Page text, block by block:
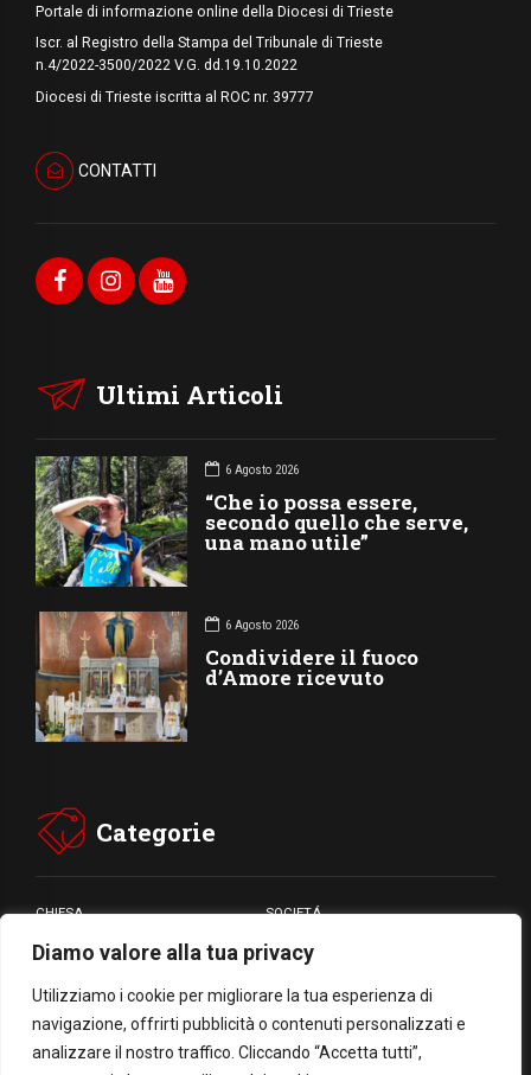
Diamo valore alla tua privacy
Utilizziamo i cookie per migliorare la tua esperienza di
navigazione, offrirti pubblicità o contenuti personalizzati e
analizzare il nostro traffico. Cliccando “Accetta tutti”,
Portale di informazione online della Diocesi di Trieste
Iscr. al Registro della Stampa del Tribunale di Trieste
n.4/2022-3500/2022 V.G. dd.19.10.2022
Diocesi di Trieste iscritta al ROC nr. 39777
CONTATTI
Ultimi Articoli
6 Agosto 2026
“Che io possa essere,
secondo quello che serve,
una mano utile”
6 Agosto 2026
Condividere il fuoco
d’Amore ricevuto
Categorie
CHIESA SOCIETÁ
CARITÁ GIUBILEO
CULTURA MEDIA